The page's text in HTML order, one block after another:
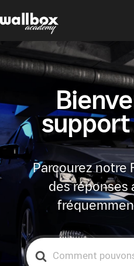
support
Parcourez notre
des réponses
Search
For